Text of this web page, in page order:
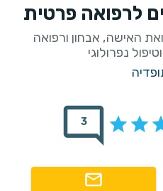
לרפואה פרטית
האישה, אבחון ורפואה
נפרולוגי
3